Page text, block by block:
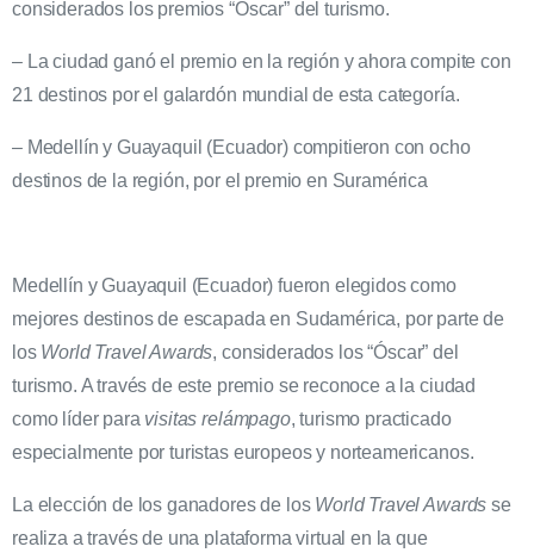
considerados los premios “Óscar” del turismo.
– La ciudad ganó el premio en la región y ahora compite con
21 destinos por el galardón mundial de esta categoría.
– Medellín y Guayaquil (Ecuador) compitieron con ocho
destinos de la región, por el premio en Suramérica
Medellín y Guayaquil (Ecuador) fueron elegidos como
mejores destinos de escapada en Sudamérica, por parte de
los World Travel Awards, considerados los “Óscar” del
turismo. A través de este premio se reconoce a la ciudad
como líder para visitas relámpago, turismo practicado
especialmente por turistas europeos y norteamericanos.
La elección de los ganadores de los World Travel Awards se
realiza a través de una plataforma virtual en la que